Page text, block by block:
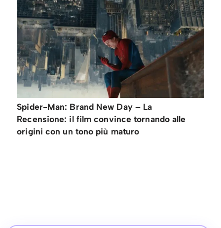
Spider-Man: Brand New Day – La
Recensione: il film convince tornando alle
origini con un tono più maturo